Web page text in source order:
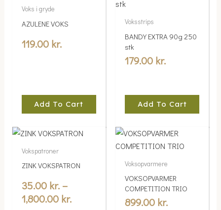
Voks i gryde
AZULENE VOKS
119.00 kr.
Add To Cart
Voksstrips
BANDY EXTRA 90g 250
stk
179.00 kr.
Add To Cart
Vokspatroner
ZINK VOKSPATRON
35.00 kr. –
1,800.00 kr.
Price
through
This
multiple
variants.
The
Voksopvarmere
VOKSOPVARMER
COMPETITION TRIO
899.00 kr.